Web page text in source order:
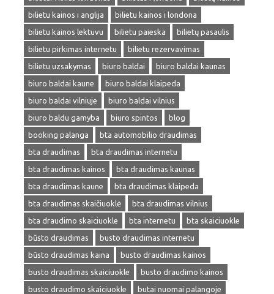
bilietu kainos i anglija
bilietu kainos i londona
bilietu kainos lektuvu
bilietu paieska
bilietų pasaulis
bilietu pirkimas internetu
bilietu rezervavimas
bilietu uzsakymas
biuro baldai
biuro baldai kaunas
biuro baldai kaune
biuro baldai klaipeda
biuro baldai vilniuje
biuro baldai vilnius
biuro baldu gamyba
biuro spintos
blog
booking palanga
bta automobilio draudimas
bta draudimas
bta draudimas internetu
bta draudimas kainos
bta draudimas kaunas
bta draudimas kaune
bta draudimas klaipeda
bta draudimas skaičiuoklė
bta draudimas vilnius
bta draudimo skaiciuokle
bta internetu
bta skaiciuokle
būsto draudimas
busto draudimas internetu
būsto draudimas kaina
busto draudimas kainos
busto draudimas skaiciuokle
busto draudimo kainos
busto draudimo skaiciuokle
butai nuomai palangoje